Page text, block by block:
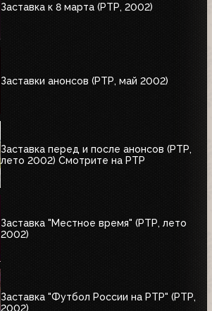
Заставка к 8 марта (РТР, 2002)
Заставки анонсов (РТР, май 2002)
Заставка перед и после анонсов (РТР,
лето 2002) Смотрите на РТР
Заставка "Местное время" (РТР, лето
2002)
Заставка "Футбол России на РТР" (РТР,
2002)